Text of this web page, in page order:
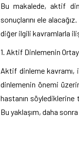
Bu makalede, aktif
sonuçlarını ele
diğer ilgili kavramlarla
1. Aktif Dinlemenin
Aktif dinleme kavramı,
dinlemenin önemi
hastanın söylediklerine
Bu yaklaşım, daha